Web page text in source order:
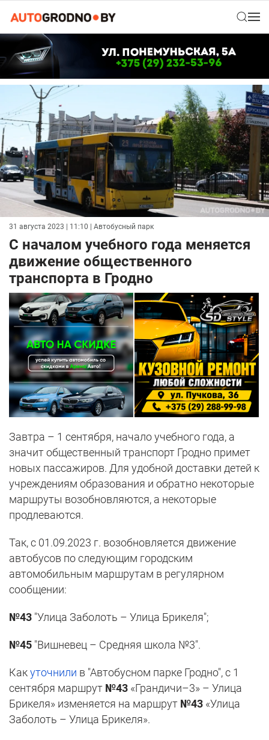
31 августа 2023 | 11:10 | Автобусный парк
С началом учебного года меняется
движение общественного
транспорта в Гродно
Завтра – 1 сентября, начало учебного года, а
значит общественный транспорт Гродно примет
новых пассажиров. Для удобной доставки детей к
учреждениям образования и обратно некоторые
маршруты возобновляются, а некоторые
продлеваются.
Так, с 01.09.2023 г. возобновляется движение
автобусов по следующим городским
автомобильным маршрутам в регулярном
сообщении:
№43 "Улица Заболоть – Улица Брикеля";
№45 "Вишневец – Средняя школа №3".
Какуточнили в "Автобусном парке Гродно", с 1
сентября маршрут №43 «Грандичи–3» – Улица
Брикеля» изменяется на маршрут №43 «Улица
Заболоть – Улица Брикеля».